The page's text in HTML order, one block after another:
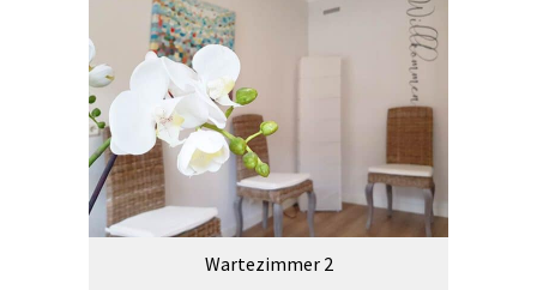
Wartezimmer 2